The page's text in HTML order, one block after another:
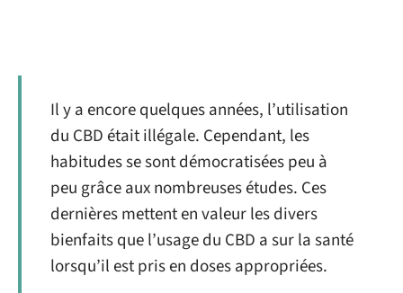
Il y a encore quelques années, l’utilisation
du CBD était illégale. Cependant, les
habitudes se sont démocratisées peu à
peu grâce aux nombreuses études. Ces
dernières mettent en valeur les divers
bienfaits que l’usage du CBD a sur la santé
lorsqu’il est pris en doses appropriées.